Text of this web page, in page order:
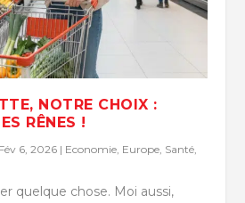
NOTRE CHOIX :
RÊNES !
Fév 6, 2026 | Economie, Europe, Santé,
quelque chose. Moi aussi,